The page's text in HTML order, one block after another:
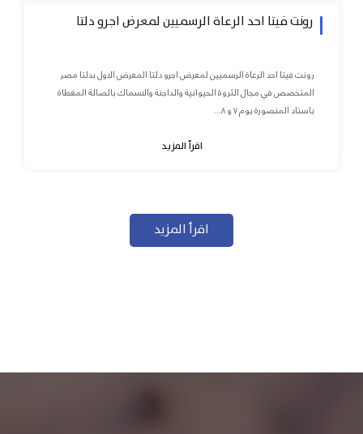
رونت فيتا احد الرعاة الرسميين لمعرض اجرو دلتا
رونت فيتا احد الرعاة الرسميين لمعرض اجرو دلتا المعرض الاول بدلتا مصر
المتخصص في مجال الثروة الحيوانية والداجنة والاسماك بالصالة المغطاة
باستاد المنصورة يوم ٧ و ٨...
اقرأ المزيد
اقرأ المزيد